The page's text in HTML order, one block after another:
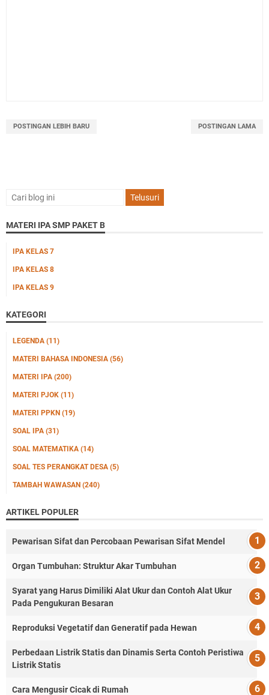
POSTINGAN LEBIH BARU POSTINGAN LAMA
MATERI IPA SMP PAKET B
IPA KELAS 7
IPA KELAS 8
IPA KELAS 9
KATEGORI
LEGENDA (11)
MATERI BAHASA INDONESIA (56)
MATERI IPA (200)
MATERI PJOK (11)
MATERI PPKN (19)
SOAL IPA (31)
SOAL MATEMATIKA (14)
SOAL TES PERANGKAT DESA (5)
TAMBAH WAWASAN (240)
ARTIKEL POPULER
Pewarisan Sifat dan Percobaan Pewarisan Sifat Mendel
Organ Tumbuhan: Struktur Akar Tumbuhan
Syarat yang Harus Dimiliki Alat Ukur dan Contoh Alat Ukur
Pada Pengukuran Besaran
Reproduksi Vegetatif dan Generatif pada Hewan
Perbedaan Listrik Statis dan Dinamis Serta Contoh Peristiwa
Listrik Statis
Cara Mengusir Cicak di Rumah